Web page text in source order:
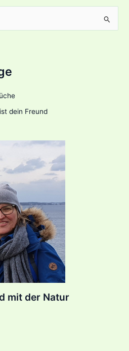
dein Freund
mit der Natur